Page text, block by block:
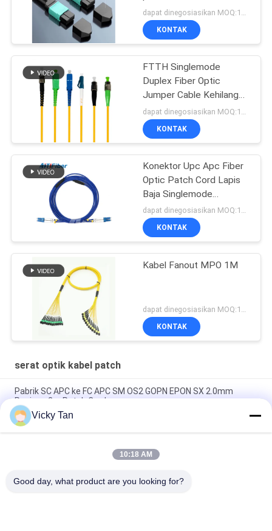
KONTAK
FTTH Singlemode
Duplex Fiber Optic
Jumper Cable Kehilangan
Penyisipan Rendah
KONTAK
Konektor Upc Apc Fiber
Optic Patch Cord Lapis
Baja Singlemode
Multimode
dapat dinegosiasikan MOQ:1000
KONTAK
Kabel Fanout MPO 1M
dapat dinegosiasikan MOQ:1000
KONTAK
serat optik kabel patch
Pabrik SC APC ke FC APC SM OS2 GOPN EPON SX 2.0mm
Panjang 2m Patch Cord
Sc Apc Ke Sc Apc Aqua Jaket Fiber Optic Patch Cord Simplex
Jumper G652d / G657a
FTTH FTTA FTTX Single Mode Fiber Patch Cord 6 Core 12 Core
Vicky Tan
10:18 AM
Good day, what product are you looking for?